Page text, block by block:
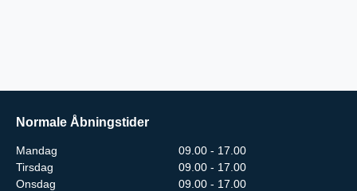
Normale Åbningstider
Mandag
09.00 - 17.00
Tirsdag
09.00 - 17.00
Onsdag
09.00 - 17.00